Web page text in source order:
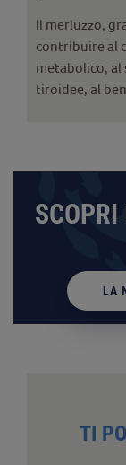
Il merluzzo,
contribuire al
metabolico, al
tiroidee, al
LA
TI